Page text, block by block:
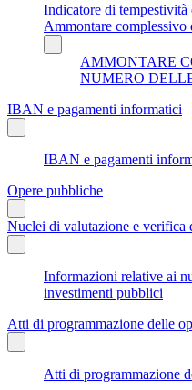
Indicatore di tempestività
Ammontare complessivo
AMMONTARE
NUMERO
IBAN e pagamenti informatici
IBAN e pagamenti
Opere pubbliche
Nuclei di valutazione e verifica
Informazioni relative ai
investimenti pubblici
Atti di programmazione delle
Atti di programmazione